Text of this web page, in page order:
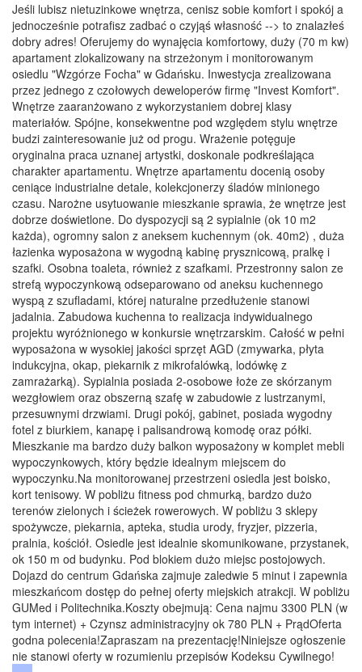
Jeśli lubisz nietuzinkowe wnętrza, cenisz sobie komfort i spokój a
jednocześnie potrafisz zadbać o czyjąś własność --> to znalazłeś
dobry adres! Oferujemy do wynajęcia komfortowy, duży (70 m kw)
apartament zlokalizowany na strzeżonym i monitorowanym
osiedlu "Wzgórze Focha" w Gdańsku. Inwestycja zrealizowana
przez jednego z czołowych deweloperów firmę "Invest Komfort".
Wnętrze zaaranżowano z wykorzystaniem dobrej klasy
materiałów. Spójne, konsekwentne pod względem stylu wnętrze
budzi zainteresowanie już od progu. Wrażenie potęguje
oryginalna praca uznanej artystki, doskonale podkreślająca
charakter apartamentu. Wnętrze apartamentu docenią osoby
ceniące industrialne detale, kolekcjonerzy śladów minionego
czasu. Narożne usytuowanie mieszkanie sprawia, że wnętrze jest
dobrze doświetlone. Do dyspozycji są 2 sypialnie (ok 10 m2
każda), ogromny salon z aneksem kuchennym (ok. 40m2) , duża
łazienka wyposażona w wygodną kabinę prysznicową, pralkę i
szafki. Osobna toaleta, również z szafkami. Przestronny salon ze
strefą wypoczynkową odseparowano od aneksu kuchennego
wyspą z szufladami, której naturalne przedłużenie stanowi
jadalnia. Zabudowa kuchenna to realizacja indywidualnego
projektu wyróżnionego w konkursie wnętrzarskim. Całość w pełni
wyposażona w wysokiej jakości sprzęt AGD (zmywarka, płyta
indukcyjna, okap, piekarnik z mikrofalówką, lodówkę z
zamrażarką). Sypialnia posiada 2-osobowe łoże ze skórzanym
wezgłowiem oraz obszerną szafę w zabudowie z lustrzanymi,
przesuwnymi drzwiami. Drugi pokój, gabinet, posiada wygodny
fotel z biurkiem, kanapę i palisandrową komodę oraz półki.
Mieszkanie ma bardzo duży balkon wyposażony w komplet mebli
wypoczynkowych, który będzie idealnym miejscem do
wypoczynku.Na monitorowanej przestrzeni osiedla jest boisko,
kort tenisowy. W pobliżu fitness pod chmurką, bardzo dużo
terenów zielonych i ścieżek rowerowych. W pobliżu 3 sklepy
spożywcze, piekarnia, apteka, studia urody, fryzjer, pizzeria,
pralnia, kościół. Osiedle jest idealnie skomunikowane, przystanek,
ok 150 m od budynku. Pod blokiem dużo miejsc postojowych.
Dojazd do centrum Gdańska zajmuje zaledwie 5 minut i zapewnia
mieszkańcom dostęp do pełnej oferty miejskich atrakcji. W pobliżu
GUMed i Politechnika.Koszty obejmują: Cena najmu 3300 PLN (w
tym internet) + Czynsz administracyjny ok 780 PLN + PrądOferta
godna polecenia!Zapraszam na prezentację!Niniejsze ogłoszenie
nie stanowi oferty w rozumieniu przepisów Kodeksu Cywilnego!